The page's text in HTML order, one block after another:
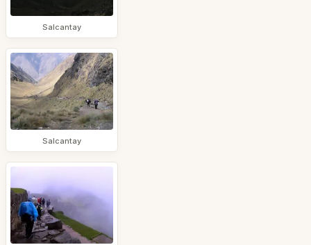
Salcantay
Salcantay